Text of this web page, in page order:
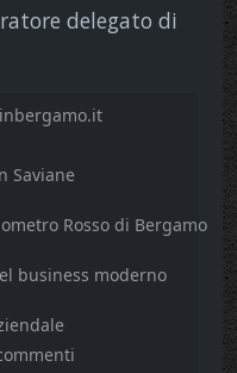
delegato di
Saviane
Rosso di Bergamo
business moderno